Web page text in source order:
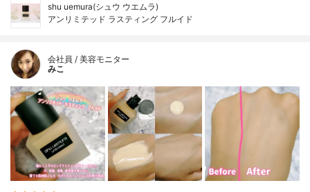
shu uemura(シュウ ウエムラ)
アンリミテッド ラスティング フルイド
会社員 / 美容モニター
みこ